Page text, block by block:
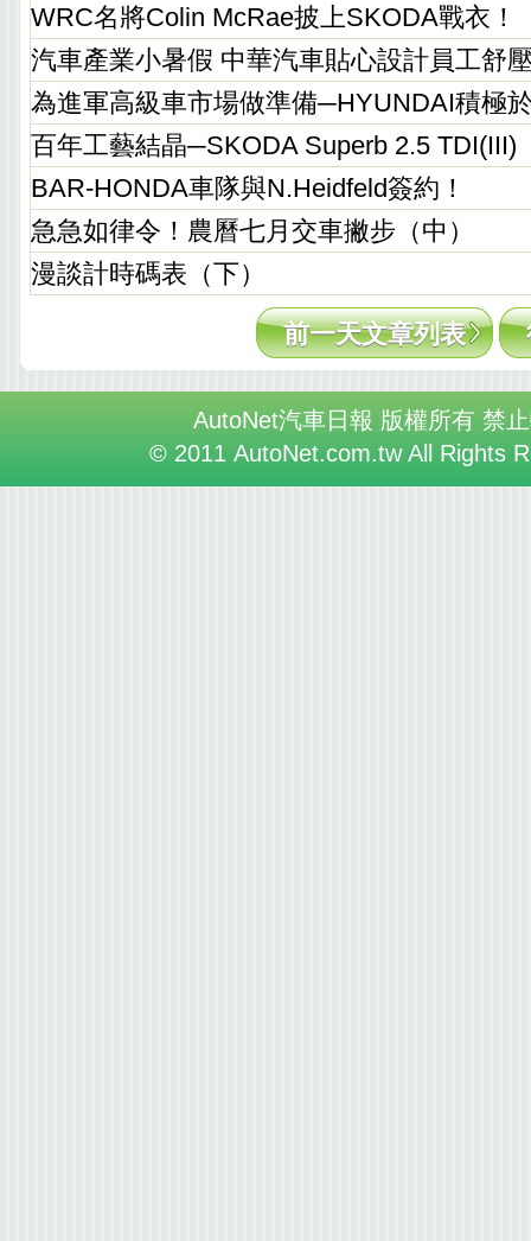
WRC名將Colin McRae披上SKODA戰衣！
汽車產業小暑假 中華汽車貼心設計員工舒
為進軍高級車市場做準備─HYUNDAI積極
百年工藝結晶─SKODA Superb 2.5 TDI(III)
BAR-HONDA車隊與N.Heidfeld簽約！
急急如律令！農曆七月交車撇步（中）
漫談計時碼表（下）
前一天文章列表
AutoNet汽車日報 版權所有 禁
© 2011 AutoNet.com.tw All Rights